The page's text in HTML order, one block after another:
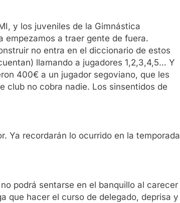
y los juveniles de la Gimnástica
empezamos a traer gente de fuera.
no entra en el diccionario de estos
llamando a jugadores 1,2,3,4,5… Y
400€ a un jugador segoviano, que les
club no cobra nadie. Los sinsentidos de
Ya recordarán lo ocurrido en la temporada
podrá sentarse en el banquillo al carecer
que hacer el curso de delegado, deprisa y